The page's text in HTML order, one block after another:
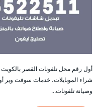
أول رقم محل تلفونات القصر
شراء الموبايلات، خدمات سوفت وير
وصيانة تلفونات…